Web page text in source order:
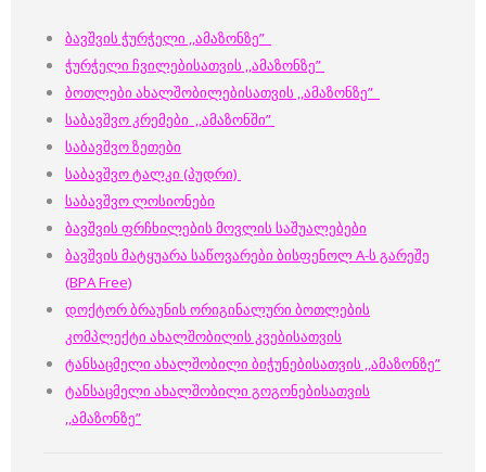
ბავშვის ჭურჭელი ,,ამაზონზე”
ჭურჭელი ჩვილებისათვის ,,ამაზონზე”
ბოთლები ახალშობილებისათვის ,,ამაზონზე”
საბავშვო კრემები ,,ამაზონში”
საბავშვო ზეთები
საბავშვო ტალკი (პუდრი)
საბავშვო ლოსიონები
ბავშვის ფრჩხილების მოვლის საშუალებები
ბავშვის მატყუარა საწოვარები ბისფენოლ A-ს გარეშე
(BPA Free)
დოქტორ ბრაუნის ორიგინალური ბოთლების
კომპლექტი ახალშობილის კვებისათვის
ტანსაცმელი ახალშობილი ბიჭუნებისათვის ,,ამაზონზე”
ტანსაცმელი ახალშობილი გოგონებისათვის
,,ამაზონზე”